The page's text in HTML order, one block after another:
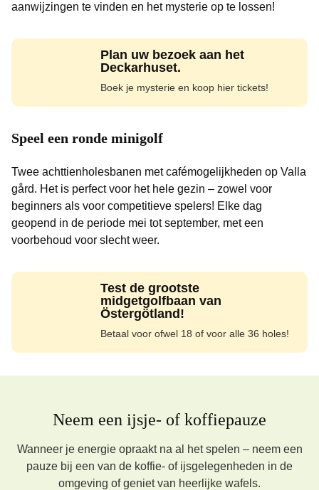
aanwijzingen te vinden en het mysterie op te lossen!
Plan uw bezoek aan het
Deckarhuset.
Boek je mysterie en koop hier tickets!
Speel een ronde minigolf
Twee achttienholesbanen met cafémogelijkheden op Valla
gård. Het is perfect voor het hele gezin – zowel voor
beginners als voor competitieve spelers! Elke dag
geopend in de periode mei tot september, met een
voorbehoud voor slecht weer.
Test de grootste
midgetgolfbaan van
Östergötland!
Betaal voor ofwel 18 of voor alle 36 holes!
Neem een ijsje- of koffiepauze
Wanneer je energie opraakt na al het spelen – neem een
pauze bij een van de koffie- of ijsgelegenheden in de
omgeving of geniet van heerlijke wafels.